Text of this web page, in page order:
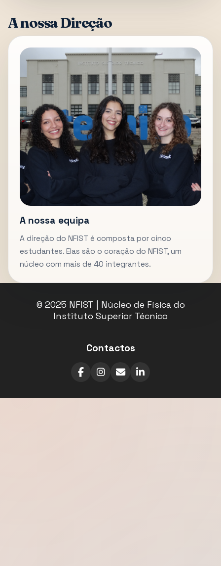
A nossa Direção
A nossa equipa
A direção do NFIST é composta por cinco
estudantes. Elas são o coração do NFIST, um
núcleo com mais de 40 integrantes.
© 2025 NFIST | Núcleo de Física do
Instituto Superior Técnico
Contactos